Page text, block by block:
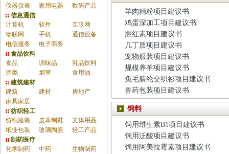
仪器仪表
家用电器
数码产品
信息通信
计算机
软件
互联网
物联网
手机
通信设备
电信服务
电子商务
食品饮料
食品
调味品
乳品饮料
酒类
烟草
食用油
建筑建材
建筑
建材
房地产
家具家居
纺织轻工
纺织服装
皮革制鞋
文体用品
纸业包装
玻璃陶瓷
轻工产品
制药医疗
化学制药
中药
生物制药
羊肉精粉项目建议书
鸡蛋深加工项目建议书
胆红素项目建议书
几丁质项目建议书
宠物服装项目建议书
规模养羊项目建议书
兔毛腈纶交织衫项目建议书
兽药包装项目建议书
饲料
饲用维生素B1项目建议书
饲用泛酸项目建议书
饲用阿美拉霉素项目建议书